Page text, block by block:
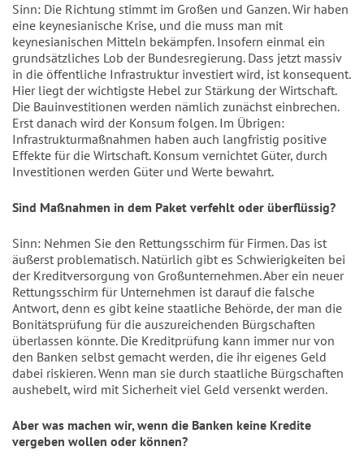
Sinn: Die Richtung stimmt im Großen und Ganzen. Wir haben
eine keynesianische Krise, und die muss man mit
keynesianischen Mitteln bekämpfen. Insofern einmal ein
grundsätzliches Lob der Bundesregierung. Dass jetzt massiv
in die öffentliche Infrastruktur investiert wird, ist konsequent.
Hier liegt der wichtigste Hebel zur Stärkung der Wirtschaft.
Die Bauinvestitionen werden nämlich zunächst einbrechen.
Erst danach wird der Konsum folgen. Im Übrigen:
Infrastrukturmaßnahmen haben auch langfristig positive
Effekte für die Wirtschaft. Konsum vernichtet Güter, durch
Investitionen werden Güter und Werte bewahrt.
Sind Maßnahmen in dem Paket verfehlt oder überflüssig?
Sinn: Nehmen Sie den Rettungsschirm für Firmen. Das ist
äußerst problematisch. Natürlich gibt es Schwierigkeiten bei
der Kreditversorgung von Großunternehmen. Aber ein neuer
Rettungsschirm für Unternehmen ist darauf die falsche
Antwort, denn es gibt keine staatliche Behörde, der man die
Bonitätsprüfung für die auszureichenden Bürgschaften
überlassen könnte. Die Kreditprüfung kann immer nur von
den Banken selbst gemacht werden, die ihr eigenes Geld
dabei riskieren. Wenn man sie durch staatliche Bürgschaften
aushebelt, wird mit Sicherheit viel Geld versenkt werden.
Aber was machen wir, wenn die Banken keine Kredite
vergeben wollen oder können?